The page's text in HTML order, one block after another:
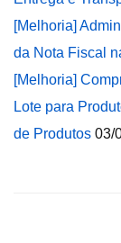
[Melhoria]
da Nota Fiscal
[Melhoria]
Lote para
de Produtos 03/